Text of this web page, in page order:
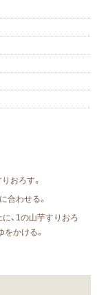
おろす。
合わせる。
、1の山芋すりおろ
をかける。